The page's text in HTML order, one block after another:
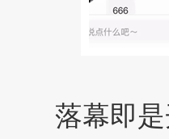
落幕即是